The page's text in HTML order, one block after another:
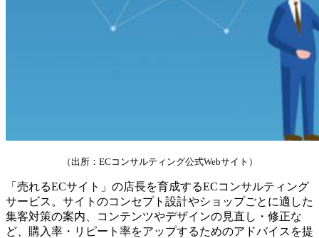
（出所：ECコンサルティング公式Webサイト）
「売れるECサイト」の店長を育成するECコンサルティング
サービス。サイトのコンセプト設計やショップごとに適した
集客対策の案内、コンテンツやデザインの見直し・修正な
ど、購入率・リピート率をアップするためのアドバイスを提